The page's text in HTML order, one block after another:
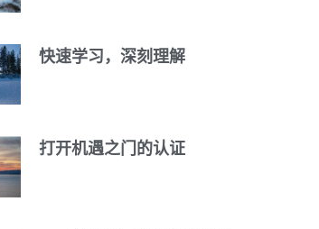
快速学习，深刻理解
打开机遇之门的认证